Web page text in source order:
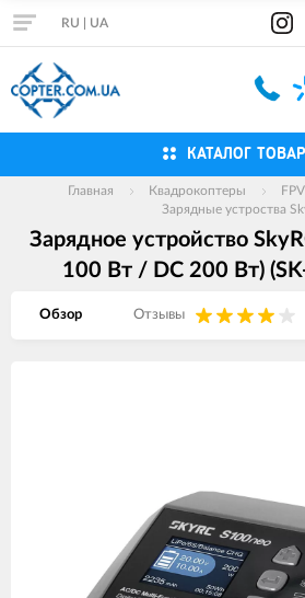
RU UA
КАТАЛОГ
Главная Квадрокоптеры
Зарядные устроства
Зарядное устройство
100 Вт / DC 200 Вт)
Обзор Отзывы